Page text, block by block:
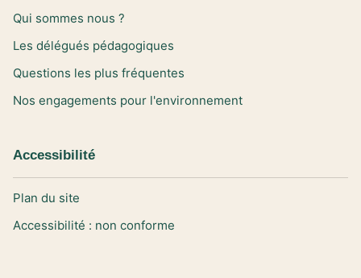
Qui sommes nous ?
Les délégués pédagogiques
Questions les plus fréquentes
Nos engagements pour l'environnement
Accessibilité
Plan du site
Accessibilité : non conforme